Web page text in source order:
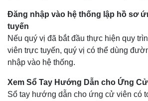
Đăng nhập vào hệ thống lập hồ sơ
tuyến
Nếu quý vị đã bắt đầu thực hiện quy
viên trực tuyến, quý vị có thể dùng
nhập vào hệ thống.
Xem Sổ Tay Hướng Dẫn cho Ứng
Sổ tay hướng dẫn cho ứng cử viên có